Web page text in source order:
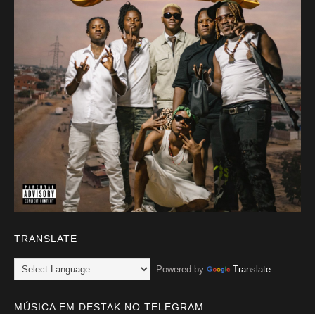
TRANSLATE
Powered by Translate
MÚSICA EM DESTAK NO TELEGRAM